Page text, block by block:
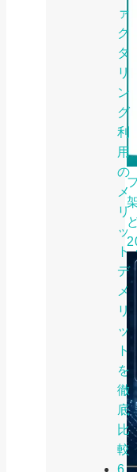
ァ
ク
タ
リ
ン
グ
利
用
の
メ
リ
ッ
ト
デ
メ
リ
ッ
ト
を
徹
底
比
較
6.